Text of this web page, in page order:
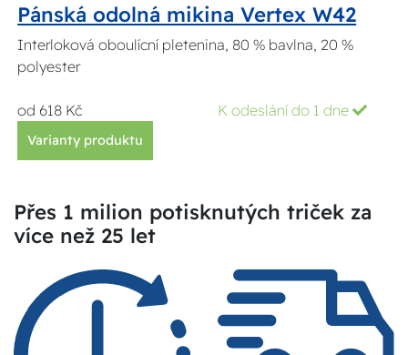
Pánská odolná mikina Vertex W42
Interloková oboulícní pletenina, 80 % bavlna, 20 %
polyester
od 618 Kč K odeslání do 1 dne
Varianty produktu
Přes 1 milion potisknutých triček za
více než 25 let